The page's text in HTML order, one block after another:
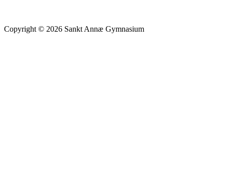
Copyright © 2026 Sankt Annæ Gymnasium